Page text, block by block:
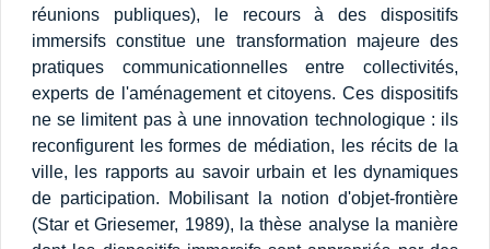
réunions publiques), le recours à des dispositifs
immersifs constitue une transformation majeure des
pratiques communicationnelles entre collectivités,
experts de l'aménagement et citoyens. Ces dispositifs
ne se limitent pas à une innovation technologique : ils
reconfigurent les formes de médiation, les récits de la
ville, les rapports au savoir urbain et les dynamiques
de participation. Mobilisant la notion d'objet-frontière
(Star et Griesemer, 1989), la thèse analyse la manière